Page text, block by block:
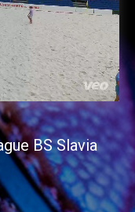
BS Slavia